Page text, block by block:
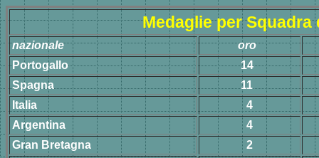
Medaglie per Squadra
nazionale
oro
Portogallo
14
Spagna
11
Italia
4
Argentina
4
Gran Bretagna
2